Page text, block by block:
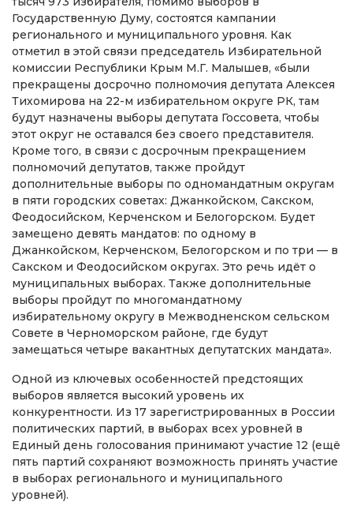
Государственную Думу, состоятся кампании
регионального и муниципального уровня. Как
отметил в этой связи председатель Избирательной
комиссии Республики Крым М.Г. Малышев, «были
прекращены досрочно полномочия депутата Алексея
Тихомирова на 22-м избирательном округе РК, там
будут назначены выборы депутата Госсовета, чтобы
этот округ не оставался без своего представителя.
Кроме того, в связи с досрочным прекращением
полномочий депутатов, также пройдут
дополнительные выборы по одномандатным округам
в пяти городских советах: Джанкойском, Сакском,
Феодосийском, Керченском и Белогорском. Будет
замещено девять мандатов: по одному в
Джанкойском, Керченском, Белогорском и по три — в
Сакском и Феодосийском округах. Это речь идёт о
муниципальных выборах. Также дополнительные
выборы пройдут по многомандатному
избирательному округу в Межводненском сельском
Совете в Черноморском районе, где будут
замещаться четыре вакантных депутатских мандата».
Одной из ключевых особенностей предстоящих
выборов является высокий уровень их
конкурентности. Из 17 зарегистрированных в России
политических партий, в выборах всех уровней в
Единый день голосования принимают участие 12 (ещё
пять партий сохраняют возможность принять участие
в выборах регионального и муниципального
уровней).